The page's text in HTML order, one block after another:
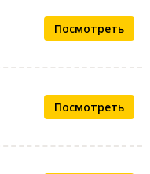
Посмотреть
Посмотреть